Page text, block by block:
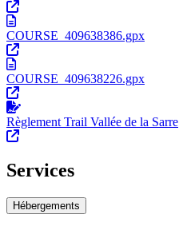
COURSE_409638386.gpx
COURSE_409638226.gpx
Règlement Trail Vallée de la Sarre
Services
Hébergements